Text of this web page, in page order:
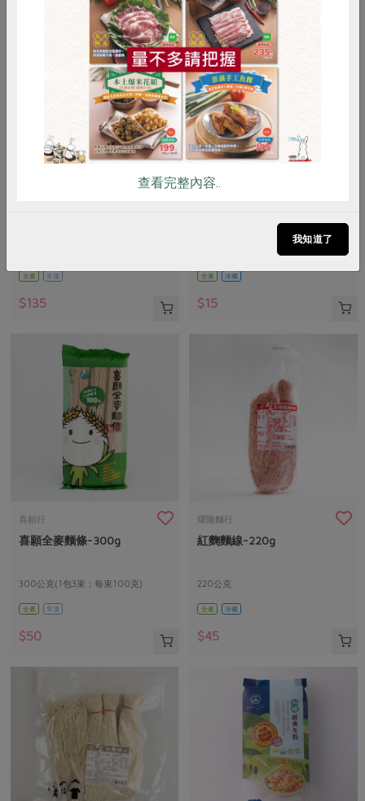
全素 常溫
$135
台灣鴻德麵食開發股份有限公司
全素 冷藏
$15
喜願行
喜願全麥麵條-300g
300公克(1包3束；每束100克)
全素 常溫
$50
燿隆麵行
紅麴麵線-220g
220公克
全素 冷藏
$45
RPET 食譜 減硝酸鹽
雞蛋 食安 共同購買
查看完整內容..
我知道了